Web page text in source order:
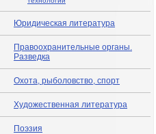
Юридическая литература
Правоохранительные органы.
Разведка
Охота, рыболовство, спорт
Художественная литература
Поэзия